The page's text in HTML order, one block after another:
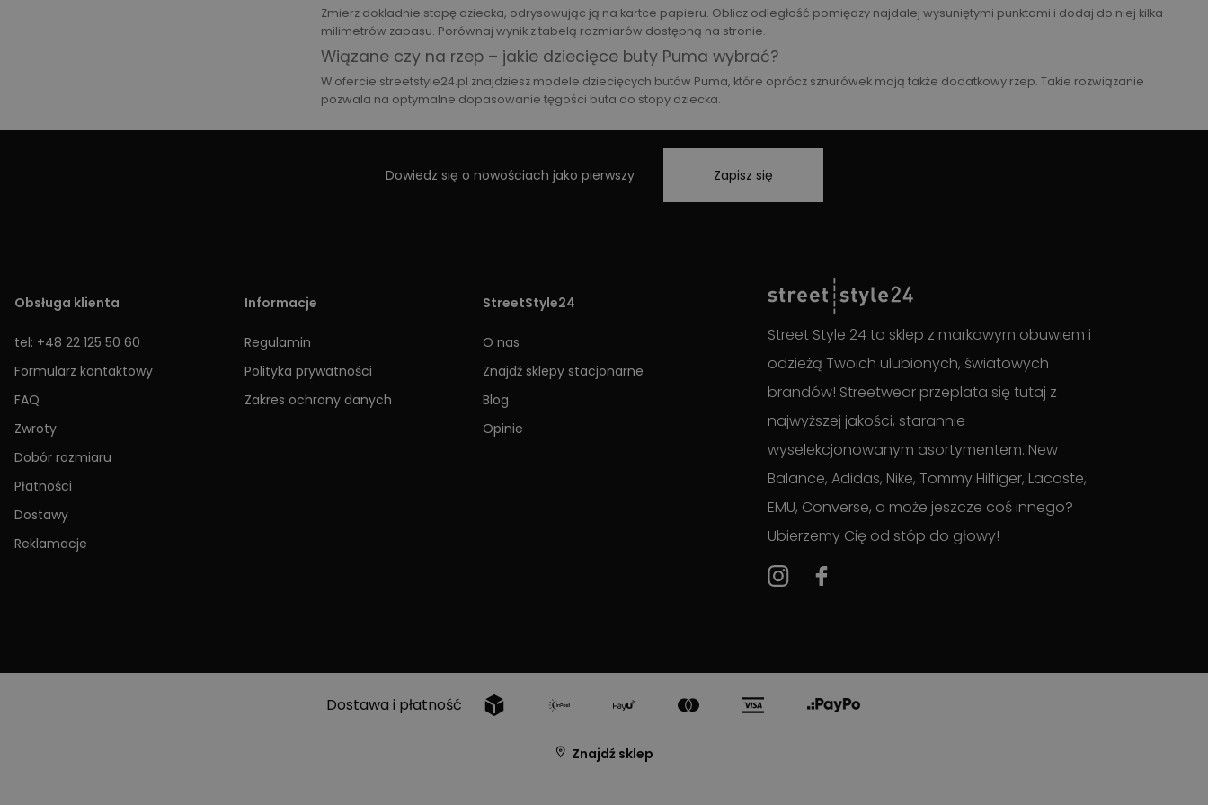
Zmierz dokładnie stopę dziecka, odrysowując ją na kartce papieru. Oblicz odległość pomiędzy najdalej wysuniętymi punktami i dodaj do niej kilka
milimetrów zapasu. Porównaj wynik z tabelą rozmiarów dostępną na stronie.
Wiązane czy na rzep – jakie dziecięce buty Puma wybrać?
W ofercie streetstyle24.pl znajdziesz modele dziecięcych butów Puma, które oprócz sznurówek mają także dodatkowy rzep. Takie rozwiązanie
pozwala na optymalne dopasowanie tęgości buta do stopy dziecka.
Dowiedz się o nowościach jako pierwszy Zapisz się
Obsługa klienta
tel: +48 22 125 50 60
Formularz kontaktowy
FAQ
Zwroty
Dobór rozmiaru
Płatności
Dostawy
Reklamacje
Informacje
Regulamin
Polityka prywatności
Zakres ochrony danych
StreetStyle24
O nas
Znajdź sklepy stacjonarne
Blog
Opinie
Street Style 24 to sklep z markowym obuwiem i
odzieżą Twoich ulubionych, światowych
brandów! Streetwear przeplata się tutaj z
najwyższej jakości, starannie
wyselekcjonowanym asortymentem. New
Balance, Adidas, Nike, Tommy Hilfiger, Lacoste,
EMU, Converse, a może jeszcze coś innego?
Ubierzemy Cię od stóp do głowy!
Dostawa i płatność
Znajdź sklep